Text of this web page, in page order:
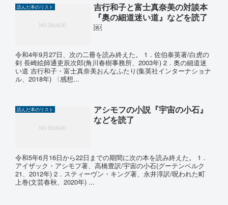
読んだ本のリスト
吉行和子と富士真奈美の対談本
『奥の細道迷い道』などを読了
￼
令和4年9月27日、次の二冊を読み終えた。 1．佐伯泰英著/白虎の
剣 長崎絵師通吏辰次郎(角川春樹事務所、2003年) 2．奥の細道迷
い道 吉行和子・富士真奈美おんなふたり(集英社インターナショナ
ル、2018年) 〈感想...
読んだ本のリスト
アシモフの小説『宇宙の小石』
などを読了
令和5年6月16日から22日までの期間に次の本を読み終えた。 1．
アイザック・アシモフ著、高橋豊訳/宇宙の小石(グーテンベルク
21、2012年) 2．スティーヴン・キング著、永井淳訳/呪われた町
上巻(文芸春秋、2020年) ...